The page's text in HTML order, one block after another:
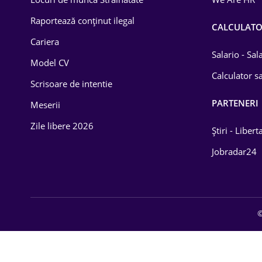
Educație / Training
Energetică
Farma
Raportează conținut ilegal
Cariera
Model CV
Scrisoare de intentie
Meserii
Zile libere 2026
Salario -
Calculator
PARTENERI
Știri -
Jobradar24